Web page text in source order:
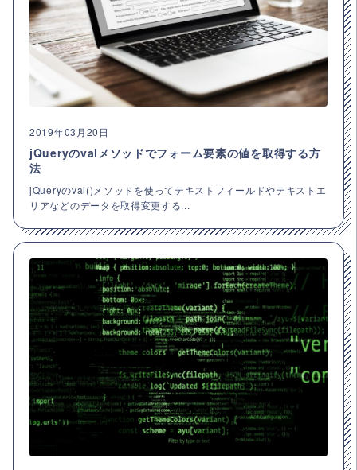
2019年03月20日
jQueryのvalメソッドでフォーム要素の値を取得する方
法
jQueryのval()メソッドを使ってテキストフィールドやテキストエ
リアなどのデータを取得変更する...